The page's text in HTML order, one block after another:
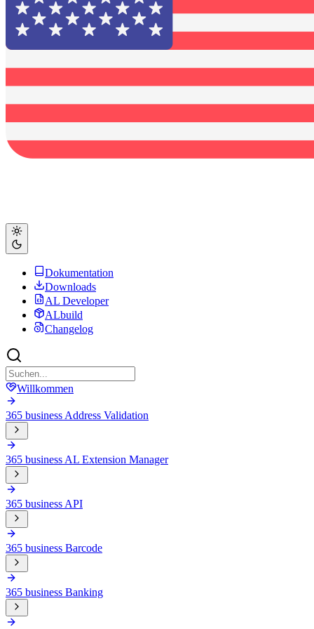
Dokumentation
Downloads
AL Developer
ALbuild
Changelog
Willkommen
365 business Address Validation
365 business AL Extension Manager
365 business API
365 business Barcode
365 business Banking